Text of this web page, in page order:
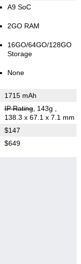
A9 SoC
2GO RAM
16GO/64GO/128GO
Storage
None
1715 mAh
IP Rating, 143g
138.3 x 67.1 x 7.1 mm
$147
$649